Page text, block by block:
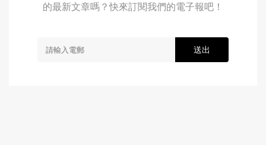
的最新文章嗎？快來訂閱我們的電子報吧！
送出